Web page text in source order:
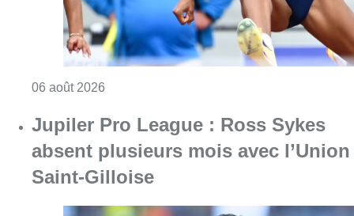
06 août 2026
Jupiler Pro League : Ross Sykes
absent plusieurs mois avec l’Union
Saint-Gilloise